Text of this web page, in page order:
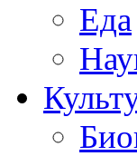
Еда